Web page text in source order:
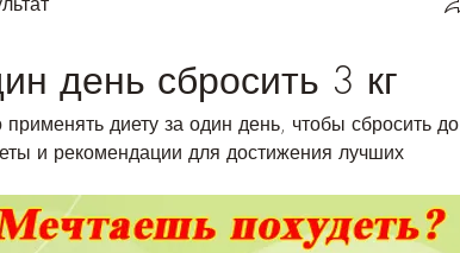
день сбросить 3 кг
применять диету за один день, чтобы сбросить до
и рекомендации для достижения лучших